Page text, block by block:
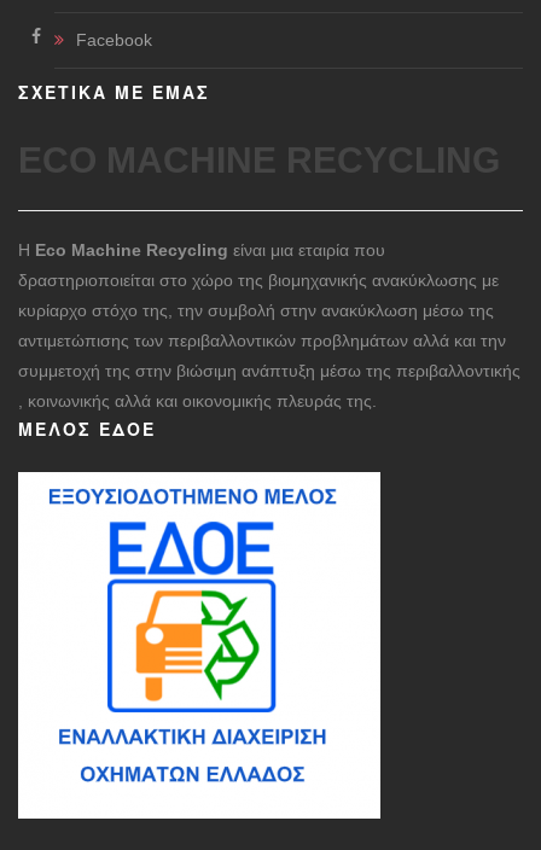
Facebook
ΣΧΕΤΙΚΑ ΜΕ ΕΜΑΣ
ECO MACHINE RECYCLING
Η Eco Machine Recycling είναι μια εταιρία που
δραστηριοποιείται στο χώρο της βιομηχανικής ανακύκλωσης με
κυρίαρχο στόχο της, την συμβολή στην ανακύκλωση μέσω της
αντιμετώπισης των περιβαλλοντικών προβλημάτων αλλά και την
συμμετοχή της στην βιώσιμη ανάπτυξη μέσω της περιβαλλοντικής
, κοινωνικής αλλά και οικονομικής πλευράς της.
ΜΈΛΟΣ ΕΔΟΕ